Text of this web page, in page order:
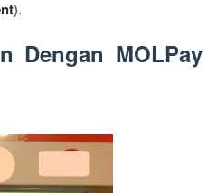
).
Dengan MOLPay